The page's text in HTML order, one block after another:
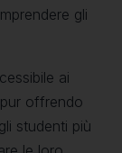
gli
ai
offrendo
studenti più